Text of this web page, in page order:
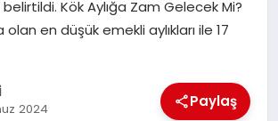
Kök Aylığa Zam Gelecek Mi?
olan en düşük emekli aylıkları ile 17
2024 Paylaş